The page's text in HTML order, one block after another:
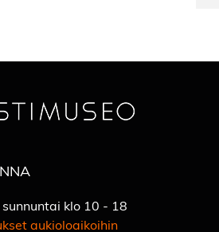
klo 10 - 18
aukioloaikoihin